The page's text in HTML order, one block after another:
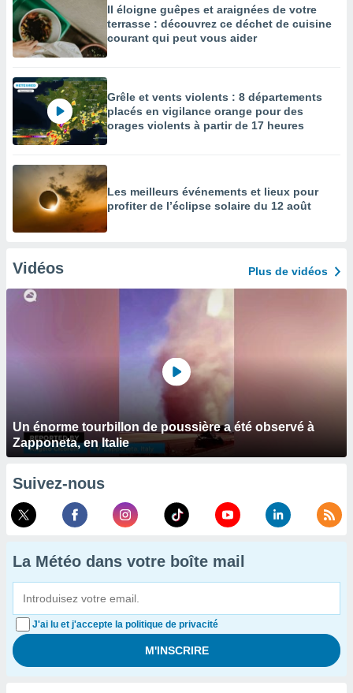
Il éloigne guêpes et araignées de votre
terrasse : découvrez ce déchet de cuisine
courant qui peut vous aider
Grêle et vents violents : 8 départements
placés en vigilance orange pour des
orages violents à partir de 17 heures
Les meilleurs événements et lieux pour
profiter de l’éclipse solaire du 12 août
Vidéos Plus de vidéos
Un énorme tourbillon de poussière a été observé à
Zapponeta, en Italie
Suivez-nous
La Météo dans votre boîte mail
J'ai lu et j'accepte la politique de privacité